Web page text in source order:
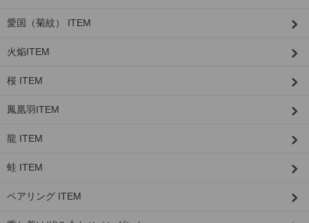
愛国（菊紋） ITEM
火焔ITEM
桜 ITEM
鳳凰羽ITEM
龍 ITEM
蛙 ITEM
ペアリング ITEM